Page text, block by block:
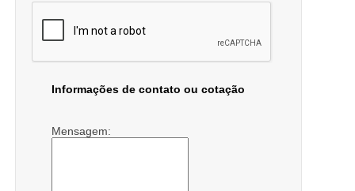
Informações de contato ou cotação
Mensagem: